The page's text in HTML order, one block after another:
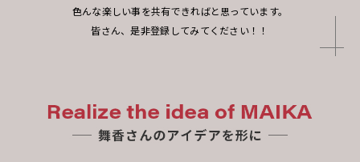
色んな楽しい事を共有できればと思っています。
皆さん、是非登録してみてください！！